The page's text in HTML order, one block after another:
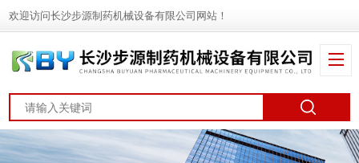
欢迎访问长沙步源制药机械设备有限公司网站！